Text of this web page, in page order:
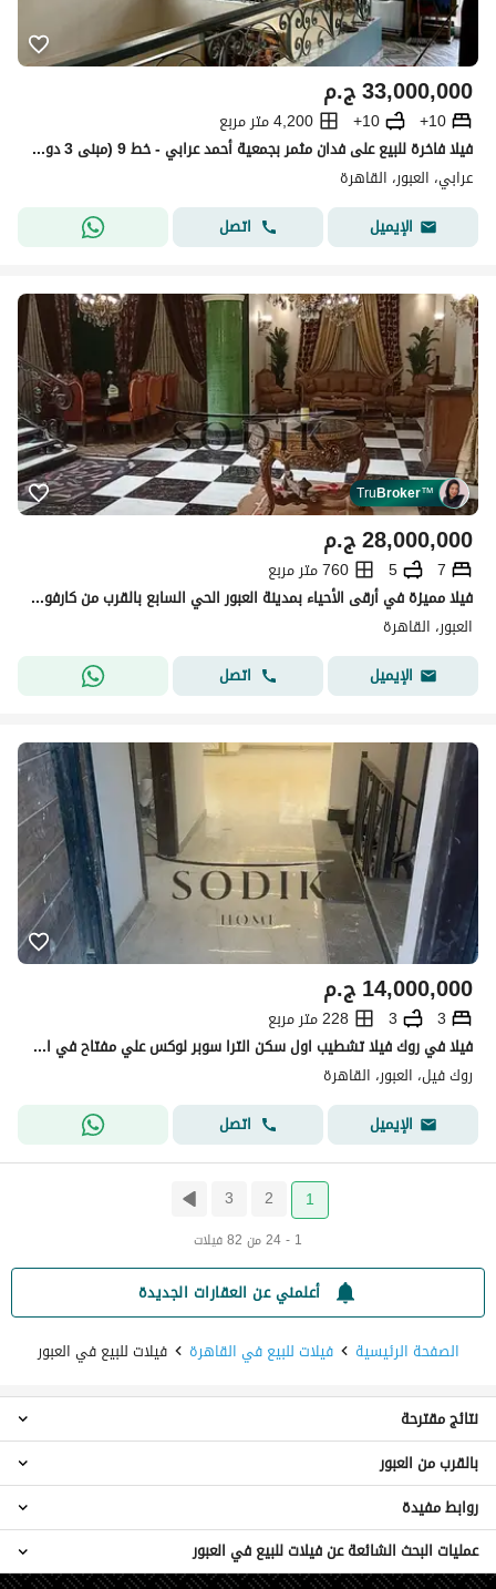
ج.م33,000,000
10+
10+
4,200 متر مربع
فيلا فاخرة للبيع على فدان مثمر بجمعية أحمد عرابي - خط 9 (مبنى 3 دوبلكس + شقة ورووف)
عرابي، العبور، القاهرة
الإيميل
اتصل
TruBroker™
ج.م28,000,000
7
5
760 متر مربع
فيلا مميزة في أرقى الأحياء بمدينة العبور الحي السابع بالقرب من كارفور الجولف سيتي متشطبة بالكامل مع امكانية البيع بالعفش
العبور، القاهرة
الإيميل
اتصل
ج.م14,000,000
3
3
228 متر مربع
فيلا في روك فيلا تشطيب اول سكن الترا سوبر لوكس علي مفتاح في اميز كمبوند في مدينة العبور تقدر تعيش في كمبوند دلوقتي الحق احجز فيلا
روك فيل، العبور، القاهرة
الإيميل
اتصل
1
2
3
1 - 24 من 82 فيلات
أعلمني عن العقارات الجديدة
الصفحة الرئيسية
فيلات للبيع في القاهرة فيلات للبيع في العبور
فيلات 3 غرف نوم للبيع في العبور
فيلات 4 غرف نوم للبيع في العبور
فيلات 5 غرف نوم للبيع في العبور
فيلات 6 غرف نوم للبيع في العبور
فيلات 7 غرف نوم للبيع في العبور
نتائج مقترحة
فيلات للبيع في مدينة المستقبل
فيلات للبيع في شيراتون
فيلات للبيع في مدينة الشروق
بالقرب من العبور
عقارات للبيع في القاهرة
روابط مفيدة
عمليات البحث الشائعة عن فيلات للبيع في العبور